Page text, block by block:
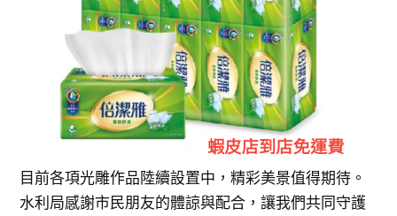
目前各項光雕作品陸續設置中，精彩美景值得期待。
水利局感謝市民朋友的體諒與配合，讓我們共同守護